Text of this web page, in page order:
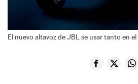
El nuevo altavoz de JBL se usar tanto en